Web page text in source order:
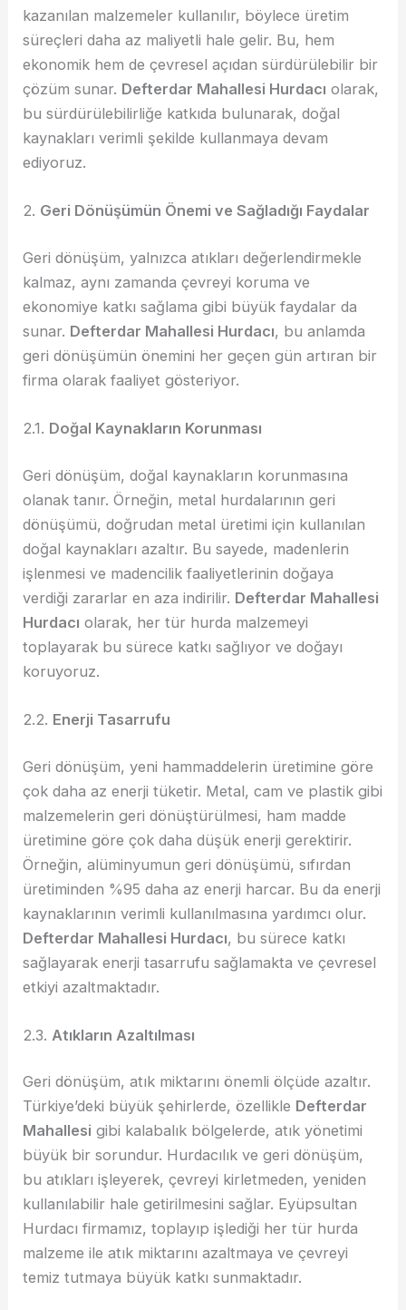
kazanılan malzemeler kullanılır, böylece üretim
süreçleri daha az maliyetli hale gelir. Bu, hem
ekonomik hem de çevresel açıdan sürdürülebilir bir
çözüm sunar. Defterdar Mahallesi Hurdacı olarak,
bu sürdürülebilirliğe katkıda bulunarak, doğal
kaynakları verimli şekilde kullanmaya devam
ediyoruz.
2. Geri Dönüşümün Önemi ve Sağladığı Faydalar
Geri dönüşüm, yalnızca atıkları değerlendirmekle
kalmaz, aynı zamanda çevreyi koruma ve
ekonomiye katkı sağlama gibi büyük faydalar da
sunar. Defterdar Mahallesi Hurdacı, bu anlamda
geri dönüşümün önemini her geçen gün artıran bir
firma olarak faaliyet gösteriyor.
2.1. Doğal Kaynakların Korunması
Geri dönüşüm, doğal kaynakların korunmasına
olanak tanır. Örneğin, metal hurdalarının geri
dönüşümü, doğrudan metal üretimi için kullanılan
doğal kaynakları azaltır. Bu sayede, madenlerin
işlenmesi ve madencilik faaliyetlerinin doğaya
verdiği zararlar en aza indirilir. Defterdar Mahallesi
Hurdacı olarak, her tür hurda malzemeyi
toplayarak bu sürece katkı sağlıyor ve doğayı
koruyoruz.
2.2. Enerji Tasarrufu
Geri dönüşüm, yeni hammaddelerin üretimine göre
çok daha az enerji tüketir. Metal, cam ve plastik gibi
malzemelerin geri dönüştürülmesi, ham madde
üretimine göre çok daha düşük enerji gerektirir.
Örneğin, alüminyumun geri dönüşümü, sıfırdan
üretiminden %95 daha az enerji harcar. Bu da enerji
kaynaklarının verimli kullanılmasına yardımcı olur.
Defterdar Mahallesi Hurdacı, bu sürece katkı
sağlayarak enerji tasarrufu sağlamakta ve çevresel
etkiyi azaltmaktadır.
2.3. Atıkların Azaltılması
Geri dönüşüm, atık miktarını önemli ölçüde azaltır.
Türkiye’deki büyük şehirlerde, özellikle Defterdar
Mahallesi gibi kalabalık bölgelerde, atık yönetimi
büyük bir sorundur. Hurdacılık ve geri dönüşüm,
bu atıkları işleyerek, çevreyi kirletmeden, yeniden
kullanılabilir hale getirilmesini sağlar. Eyüpsultan
Hurdacı firmamız, toplayıp işlediği her tür hurda
malzeme ile atık miktarını azaltmaya ve çevreyi
temiz tutmaya büyük katkı sunmaktadır.